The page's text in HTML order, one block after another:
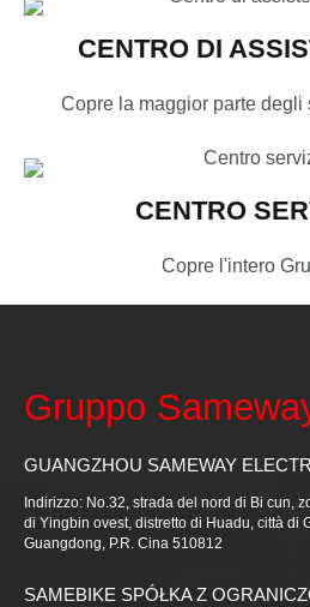
CENTRO DI
Copre la maggior parte degli
CENTRO
Copre l'intero
Gruppo
GUANGZHOU SAMEWAY
Indirizzo: No.32, strada del nord di Bi cun,
di Yingbin ovest, distretto di Huadu, città di
Guangdong, P.R. Cina 510812
SAMEBIKE SPÓŁKA Z